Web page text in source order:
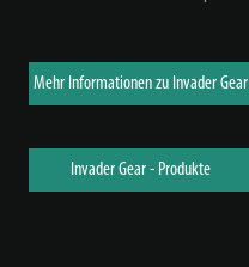
Mehr Informationen zu Invader Gear
Invader Gear - Produkte